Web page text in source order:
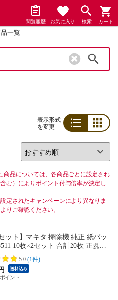
閲覧履歴 お気に入り 検索 カート
品一覧
表示形式
を変更
商品については、各商品ごとに設定され
む）によりポイント付与倍率が決定し
定されたキャンペーンにより異なりま
りご確認ください。
セット】マキタ 掃除機 純正 紙パッ
10枚×2セット 合計20枚 正規品
キタ 掃除機 紙パック 抗菌紙 A-48
ック式クリーナ用 交換 消耗品 ma
正規品 cl103d、cl113fdにも使え
しゃれ おすすめ】
5.0 (1件)
送料込み